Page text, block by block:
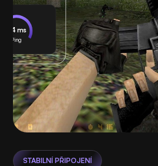
24 ms
Ping
STABILNÍ PŘIPOJENÍ